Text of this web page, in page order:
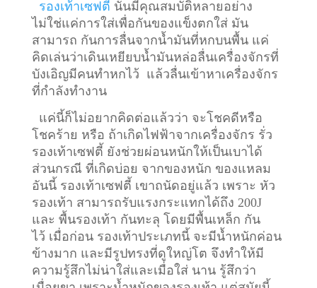
รองเท้าเซฟตี้ นั้นมีคุณสมบัติหลายอย่าง
ไม่ใช่แค่การใส่เพื่อกันของแข็งตกใส่ มัน
สามารถ กันการลื่นจากน้ำมันที่หกบนพื้น แค่
คิดเล่นว่าเดินเหยียบน้ำมันหล่อลื่นเครื่องจักรที่
บังเอิญมีคนทำหกไว้ แล้วลื่นเข้าหาเครื่องจักร
ที่กำลังทำงาน
แค่นี้ก็ไม่อยากคิดต่อแล้วว่า จะโชคดีหรือ
โชคร้าย หรือ ถ้าเกิดไฟฟ้าจากเครื่องจักร รั่ว
รองเท้าเซฟตี้ ยังช่วยผ่อนหนักให้เป็นเบาได้
ส่วนกรณี ที่เกิดบ่อย จากของหนัก ของแหลม
อันนี้ รองเท้าเซฟตี้ เขาถนัดอยู่แล้ว เพราะ หัว
รองเท้า สามารถรับแรงกระแทกได้ถึง 200J
และ พื้นรองเท้า กันทะลุ โดยมีพื้นเหล็ก กัน
ไว้ เมื่อก่อน รองเท้าประเภทนี้ จะมีน้ำหนักค่อน
ข้างมาก และมีรูปทรงที่ดูใหญ่โต จึงทำให้มี
ความรู้สึกไม่น่าใส่และเมื่อใส่ นาน รู้สึกว่า